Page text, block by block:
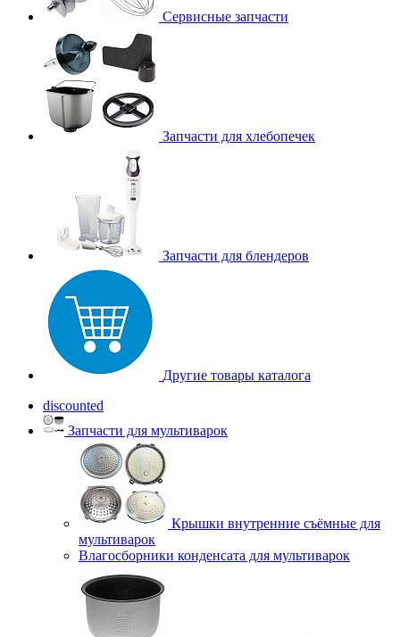
Сервисные запчасти
Запчасти для хлебопечек
Запчасти для блендеров
Другие товары каталога
discounted
Запчасти для мультиварок
Крышки внутренние съёмные для
мультиварок
Влагосборники конденсата для мультиварок